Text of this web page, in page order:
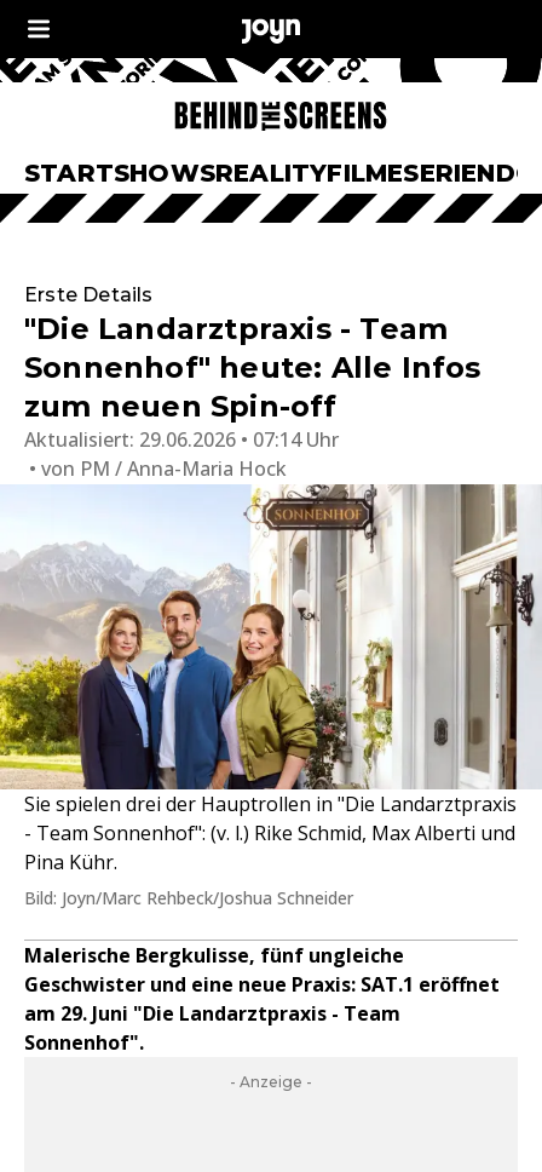
STARTSHOWSREALITYFILMESERIEN
Erste Details
"Die Landarztpraxis - Team
Sonnenhof" heute: Alle Infos
zum neuen Spin-off
Aktualisiert: 29.06.2026 • 07:14 Uhr
von PM / Anna-Maria Hock
Sie spielen drei der Hauptrollen in "Die Landarztpraxis
- Team Sonnenhof": (v. l.) Rike Schmid, Max Alberti und
Pina Kühr.
Bild: Joyn/Marc Rehbeck/Joshua Schneider
Malerische Bergkulisse, fünf ungleiche
Geschwister und eine neue Praxis: SAT.1 eröffnet
am 29. Juni "Die Landarztpraxis - Team
Sonnenhof".
- Anzeige -